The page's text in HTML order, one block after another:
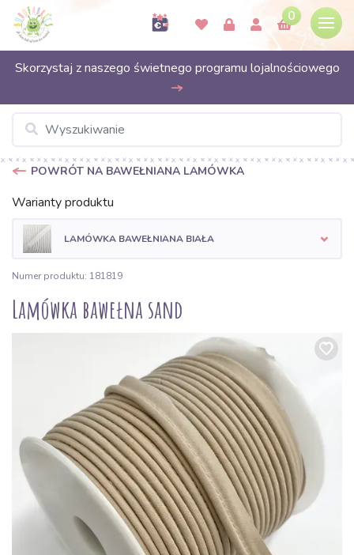
0
Skorzystaj z naszego świetnego programu lojalnościowego
POWRÓT NA BAWEŁNIANA LAMÓWKA
Warianty produktu
LAMÓWKA BAWEŁNIANA BIAŁA
Numer produktu: 181819
Lamówka bawełna sand